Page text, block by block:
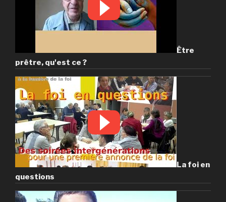
Être
prêtre, qu'est ce ?
La foi en
questions